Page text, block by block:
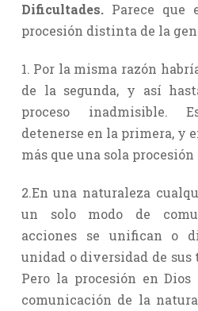
Dificultades.Parece que
procesión distinta de la
1. Por la misma razón
de la segunda, y así
proceso inadmisible.
detenerse en la primera, y
más que una sola procesión
2.En una naturaleza
un solo modo de
acciones se unifican o
unidad o diversidad de
Pero la procesión en
comunicación de la